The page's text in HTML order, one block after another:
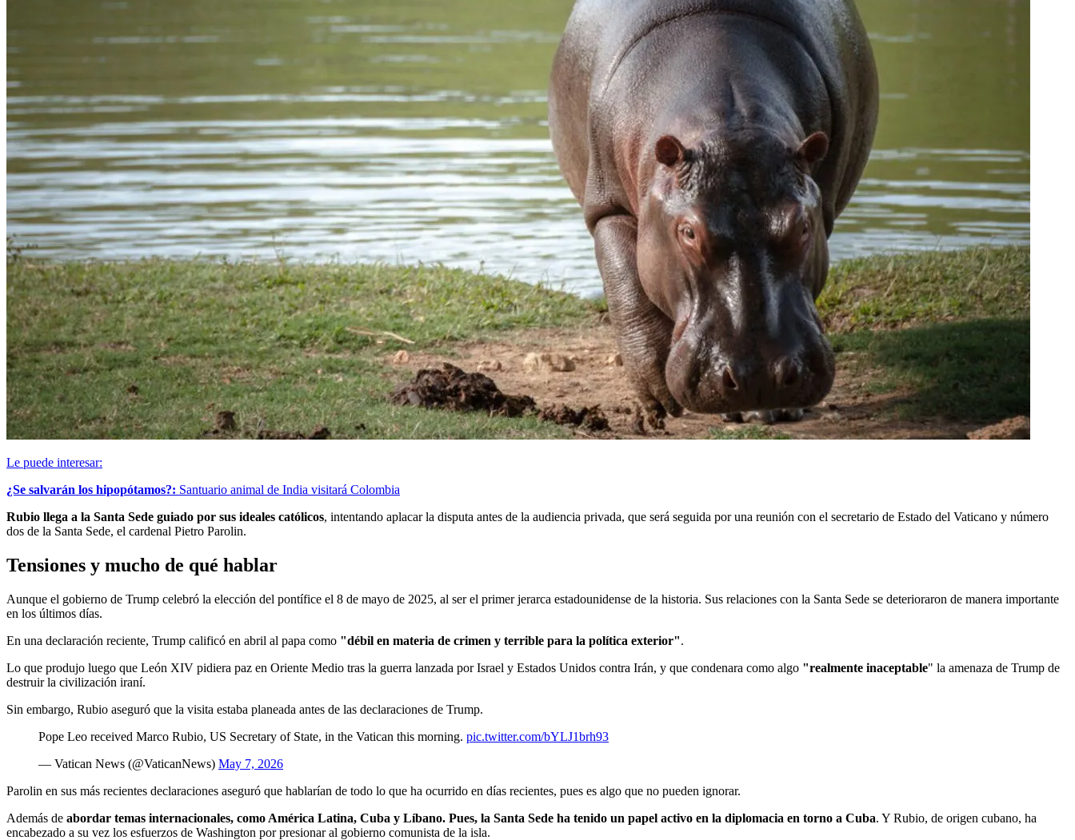
Le puede interesar:
¿Se salvarán los hipopótamos?: Santuario animal de India visitará Colombia
Rubio llega a la Santa Sede guiado por sus ideales católicos, intentando aplacar la disputa antes de la audiencia privada, que será seguida por una reunión con el secretario de Estado del Vaticano y número
dos de la Santa Sede, el cardenal Pietro Parolin.
Tensiones y mucho de qué hablar
Aunque el gobierno de Trump celebró la elección del pontífice el 8 de mayo de 2025, al ser el primer jerarca estadounidense de la historia. Sus relaciones con la Santa Sede se deterioraron de manera importante
en los últimos días.
En una declaración reciente, Trump calificó en abril al papa como "débil en materia de crimen y terrible para la política exterior".
Lo que produjo luego que León XIV pidiera paz en Oriente Medio tras la guerra lanzada por Israel y Estados Unidos contra Irán, y que condenara como algo "realmente inaceptable" la amenaza de Trump de
destruir la civilización iraní.
Sin embargo, Rubio aseguró que la visita estaba planeada antes de las declaraciones de Trump.
Pope Leo received Marco Rubio, US Secretary of State, in the Vatican this morning. pic.twitter.com/bYLJ1brh93
— Vatican News (@VaticanNews) May 7, 2026
Parolin en sus más recientes declaraciones aseguró que hablarían de todo lo que ha ocurrido en días recientes, pues es algo que no pueden ignorar.
Además de abordar temas internacionales, como América Latina, Cuba y Líbano. Pues, la Santa Sede ha tenido un papel activo en la diplomacia en torno a Cuba. Y Rubio, de origen cubano, ha
encabezado a su vez los esfuerzos de Washington por presionar al gobierno comunista de la isla.